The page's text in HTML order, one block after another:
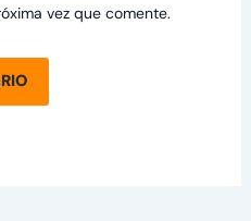
vez que comente.